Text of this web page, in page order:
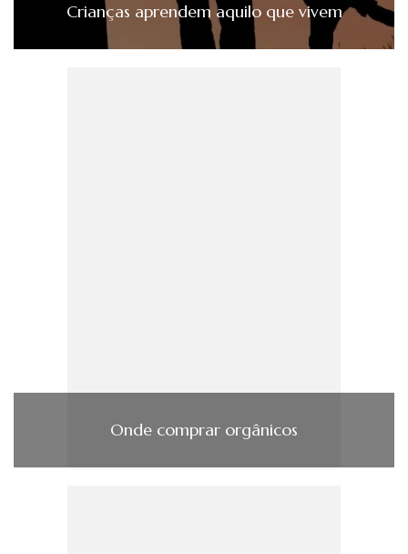
Crianças aprendem aquilo que vivem
Onde comprar orgânicos